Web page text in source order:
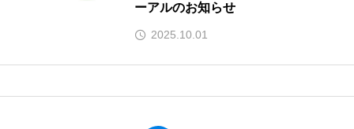
ーアルのお知らせ
2025.10.01